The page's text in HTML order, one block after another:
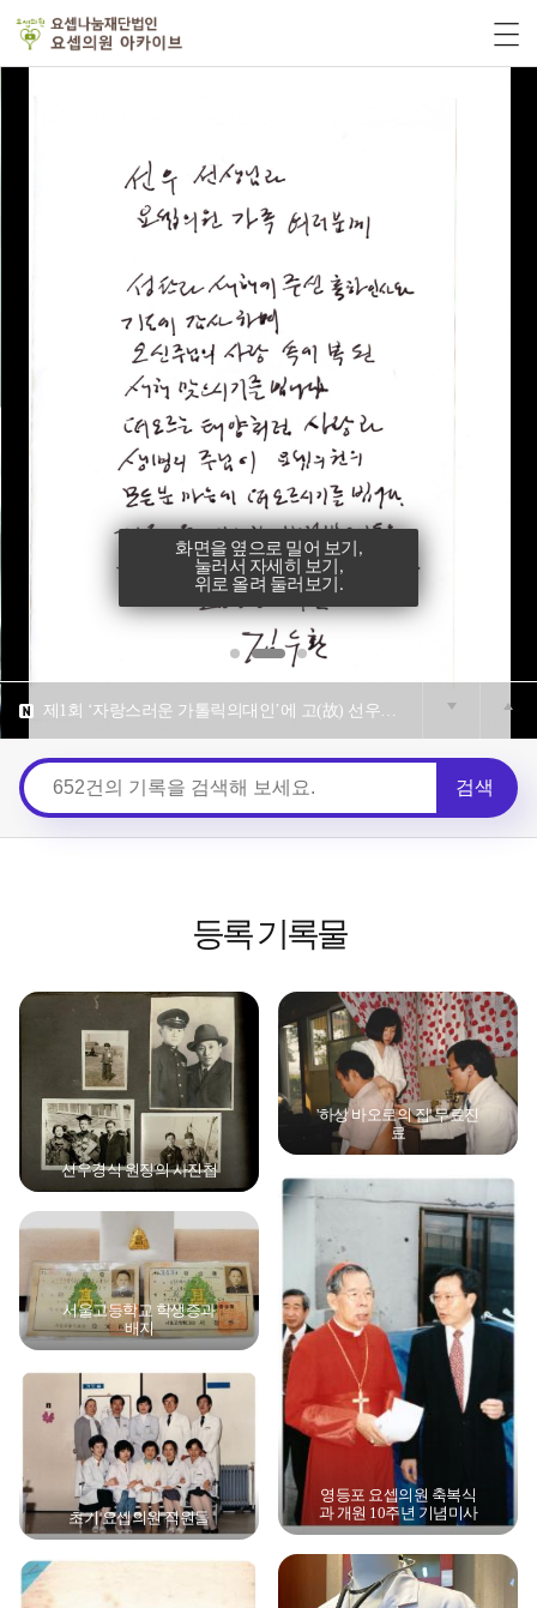
화면을 옆으로 밀어 보기,
눌러서 자세히 보기,
위로 올려 둘러보기.
이웃 사랑과 나눔의 씨앗, '쪽방촌'에 꽃 피우다 [가톨릭평화신문 2026.2.27]
제1회 ‘자랑스러운 가톨릭의대인’에 고(故) 선우경식 원장 [가톨릭신문 2026.6.19]
"가난한 환자는 하느님이 내게 주신 선물입니다" [가톨릭뉴스 지금여기 2026.4.22]
'영등포의 성자' 선우경식 요셉병원장 18주기 추모제 [뉴시스 2026.4.10]
검색
등록 기록물
선우경식 원장의 사진첩
서울고등학교 학생증과
배지
초기 요셉의원 직원들
'하상 바오로의 집' 무료진
료
영등포 요셉의원 축복식
과 개원 10주년 기념미사